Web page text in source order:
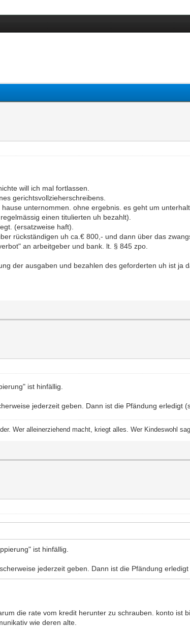
will ich mal fortlassen.
gerichtsvollzieherschreibens.
unternommen. ohne ergebnis. es geht um
einen titulierten uh bezahlt).
(ersatzweise haft).
rückständigen uh ca.€ 800,- und dann über das
an arbeitgeber und bank. lt. § 845 zpo.
der ausgaben und bezahlen des geforderten uh ist ja
ist hinfällig.
jederzeit geben. Dann ist die Pfändung erledigt
Wer alleinerziehend macht, kriegt alles. Wer Kindeswohl
ist hinfällig.
jederzeit geben. Dann ist die Pfändung
die rate vom kredit herunter zu schrauben. konto ist
wie deren alte.